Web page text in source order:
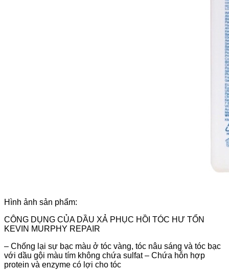
Hình ảnh sản phẩm:
CÔNG DỤNG CỦA DẦU XẢ PHỤC HỒI TÓC HƯ TỔN
KEVIN MURPHY REPAIR
– Chống lại sự bạc màu ở tóc vàng, tóc nâu sáng và tóc bạc
với dầu gội màu tím không chứa sulfat – Chứa hỗn hợp
protein và enzyme có lợi cho tóc